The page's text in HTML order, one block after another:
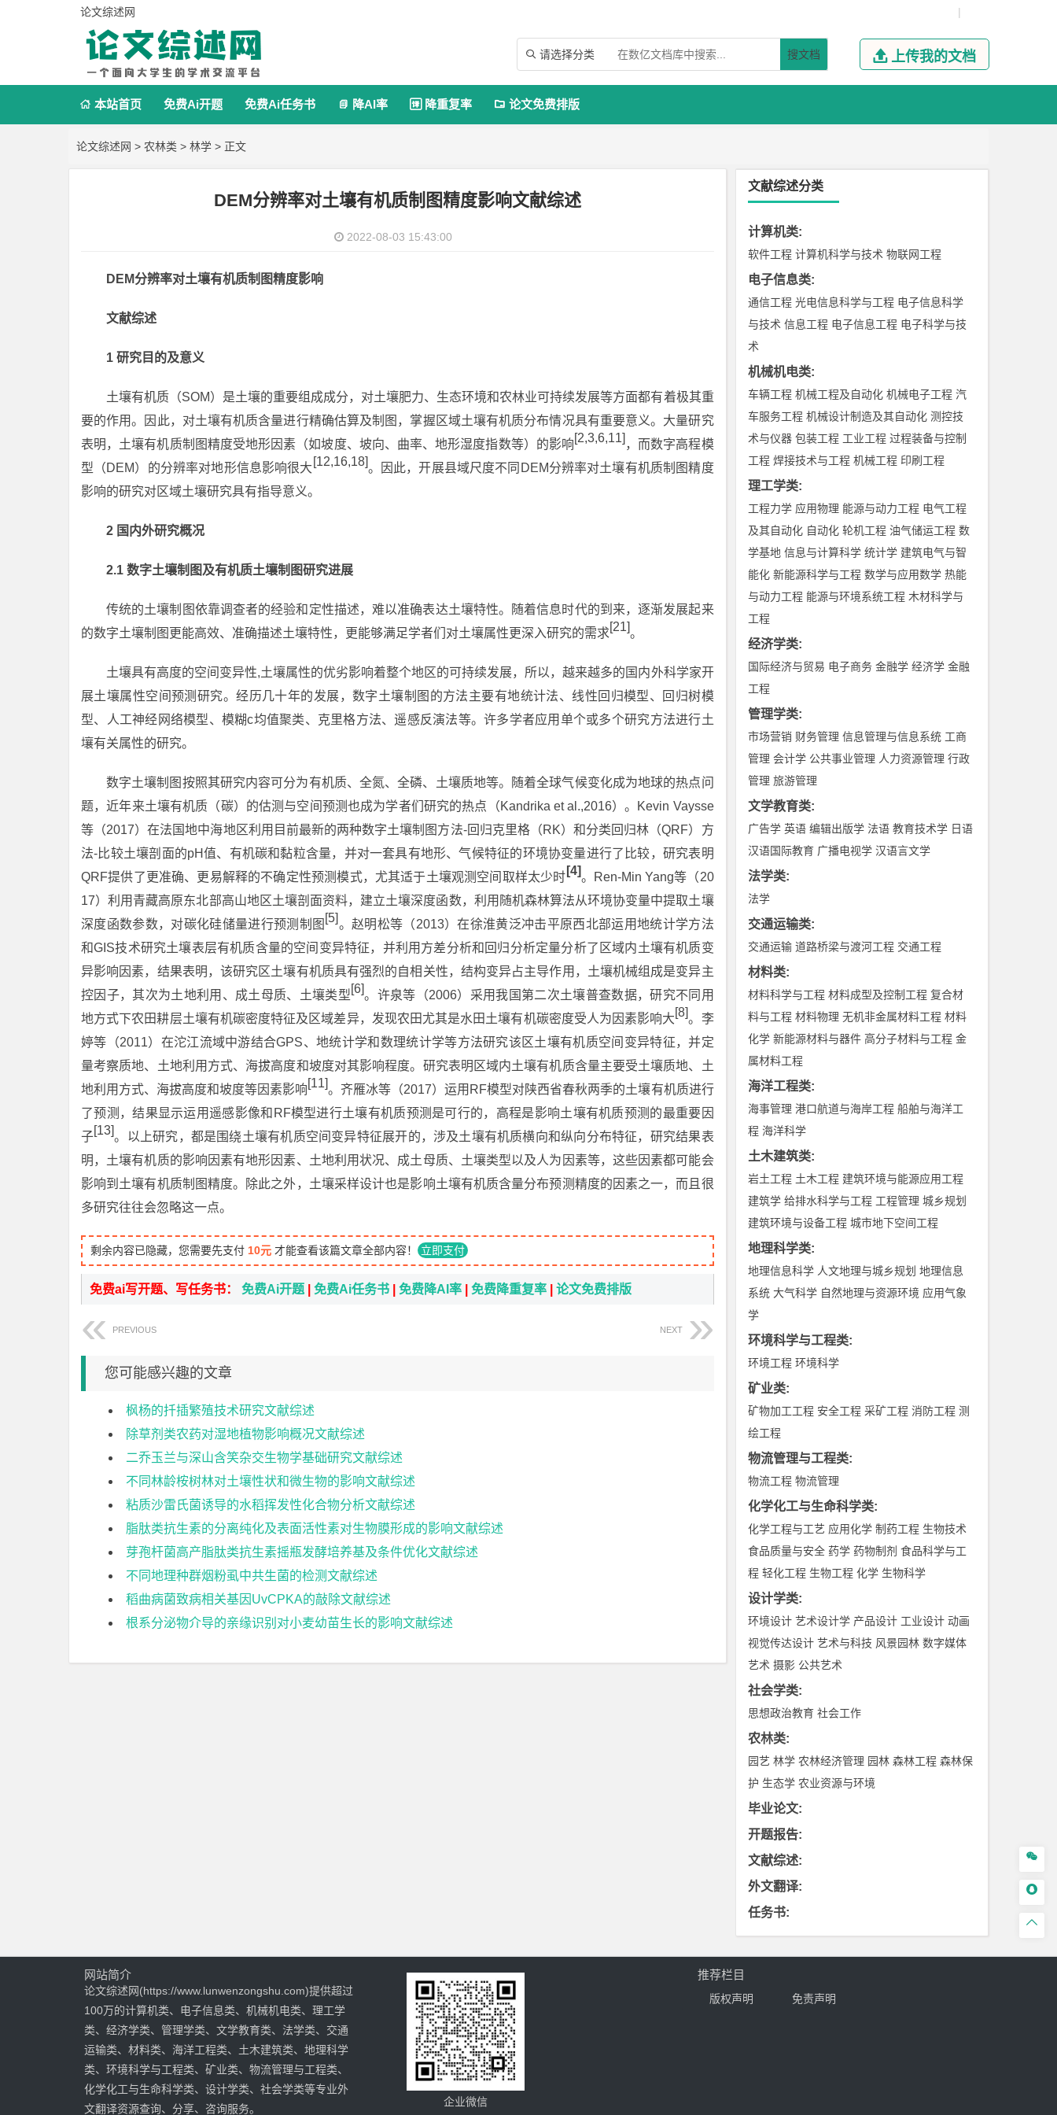
论文综述网 |
 请选择分类 搜文档  上传我的文档
 本站首页 免费Ai开题 免费Ai任务书  降AI率  降重复率  论文免费排版
论文综述网 > 农林类 > 林学 > 正文
DEM分辨率对土壤有机质制图精度影响文献综述
2022-08-03 15:43:00
DEM分辨率对土壤有机质制图精度影响
文献综述
1 研究目的及意义
土壤有机质（SOM）是土壤的重要组成成分，对土壤肥力、生态环境和农林业可持续发展等方面都有着极其重
要的作用。因此，对土壤有机质含量进行精确估算及制图，掌握区域土壤有机质分布情况具有重要意义。大量研究
表明，土壤有机质制图精度受地形因素（如坡度、坡向、曲率、地形湿度指数等）的影响[2,3,6,11] ，而数字高程模
型（DEM）的分辨率对地形信息影响很大 [12,16,18]。因此，开展县域尺度不同DEM分辨率对土壤有机质制图精度
影响的研究对区域土壤研究具有指导意义。
2 国内外研究概况
2.1 数字土壤制图及有机质土壤制图研究进展
传统的土壤制图依靠调查者的经验和定性描述，难以准确表达土壤特性。随着信息时代的到来，逐渐发展起来
的数字土壤制图更能高效、准确描述土壤特性，更能够满足学者们对土壤属性更深入研究的需求[21]。
土壤具有高度的空间变异性,土壤属性的优劣影响着整个地区的可持续发展，所以，越来越多的国内外科学家开
展土壤属性空间预测研究。经历几十年的发展，数字土壤制图的方法主要有地统计法、线性回归模型、回归树模
型、人工神经网络模型、模糊c均值聚类、克里格方法、遥感反演法等。许多学者应用单个或多个研究方法进行土
壤有关属性的研究。
数字土壤制图按照其研究内容可分为有机质、全氮、全磷、土壤质地等。随着全球气候变化成为地球的热点问
题，近年来土壤有机质（碳）的估测与空间预测也成为学者们研究的热点（Kandrika et al.,2016）。Kevin Vaysse
等（2017）在法国地中海地区利用目前最新的两种数字土壤制图方法-回归克里格（RK）和分类回归林（QRF）方
法-比较土壤剖面的pH值、有机碳和黏粒含量，并对一套具有地形、气候特征的环境协变量进行了比较，研究表明
QRF提供了更准确、更易解释的不确定性预测模式，尤其适于土壤观测空间取样太少时 [4]。Ren-Min Yang等（20
17）利用青藏高原东北部高山地区土壤剖面资料，建立土壤深度函数，利用随机森林算法从环境协变量中提取土壤
深度函数参数，对碳化硅储量进行预测制图 [5]。赵明松等（2013）在徐淮黄泛冲击平原西北部运用地统计学方法
和GIS技术研究土壤表层有机质含量的空间变异特征，并利用方差分析和回归分析定量分析了区域内土壤有机质变
异影响因素，结果表明，该研究区土壤有机质具有强烈的自相关性，结构变异占主导作用，土壤机械组成是变异主
控因子，其次为土地利用、成土母质、土壤类型[6]。许泉等（2006）采用我国第二次土壤普查数据，研究不同用
地方式下农田耕层土壤有机碳密度特征及区域差异，发现农田尤其是水田土壤有机碳密度受人为因素影响大[8]。李
婷等（2011）在沱江流域中游结合GPS、地统计学和数理统计学等方法研究该区土壤有机质空间变异特征，并定
量考察质地、土地利用方式、海拔高度和坡度对其影响程度。研究表明区域内土壤有机质含量主要受土壤质地、土
地利用方式、海拔高度和坡度等因素影响[11]。齐雁冰等（2017）运用RF模型对陕西省春秋两季的土壤有机质进行
了预测，结果显示运用遥感影像和RF模型进行土壤有机质预测是可行的，高程是影响土壤有机质预测的最重要因
子[13]。以上研究，都是围绕土壤有机质空间变异特征展开的，涉及土壤有机质横向和纵向分布特征，研究结果表
明，土壤有机质的影响因素有地形因素、土地利用状况、成土母质、土壤类型以及人为因素等，这些因素都可能会
影响到土壤有机质制图精度。除此之外，土壤采样设计也是影响土壤有机质含量分布预测精度的因素之一，而且很
多研究往往会忽略这一点。
剩余内容已隐藏，您需要先支付 10元 才能查看该篇文章全部内容！ 立即支付
免费ai写开题、写任务书： 免费Ai开题 免费Ai任务书 免费降AI率 免费降重复率 论文免费排版
PREVIOUS NEXT
您可能感兴趣的文章
枫杨的扦插繁殖技术研究文献综述
除草剂类农药对湿地植物影响概况文献综述
二乔玉兰与深山含笑杂交生物学基础研究文献综述
不同林龄桉树林对土壤性状和微生物的影响文献综述
粘质沙雷氏菌诱导的水稻挥发性化合物分析文献综述
脂肽类抗生素的分离纯化及表面活性素对生物膜形成的影响文献综述
芽孢杆菌高产脂肽类抗生素摇瓶发酵培养基及条件优化文献综述
不同地理种群烟粉虱中共生菌的检测文献综述
稻曲病菌致病相关基因UvCPKA的敲除文献综述
根系分泌物介导的亲缘识别对小麦幼苗生长的影响文献综述
文献综述分类
计算机类:
软件工程 计算机科学与技术 物联网工程
电子信息类:
通信工程 光电信息科学与工程 电子信息科学
与技术 信息工程 电子信息工程 电子科学与技
术
机械机电类:
车辆工程 机械工程及自动化 机械电子工程 汽
车服务工程 机械设计制造及其自动化 测控技
术与仪器 包装工程 工业工程 过程装备与控制
工程 焊接技术与工程 机械工程 印刷工程
理工学类:
工程力学 应用物理 能源与动力工程 电气工程
及其自动化 自动化 轮机工程 油气储运工程 数
学基地 信息与计算科学 统计学 建筑电气与智
能化 新能源科学与工程 数学与应用数学 热能
与动力工程 能源与环境系统工程 木材科学与
工程
经济学类:
国际经济与贸易 电子商务 金融学 经济学 金融
工程
管理学类:
市场营销 财务管理 信息管理与信息系统 工商
管理 会计学 公共事业管理 人力资源管理 行政
管理 旅游管理
文学教育类:
广告学 英语 编辑出版学 法语 教育技术学 日语
汉语国际教育 广播电视学 汉语言文学
法学类:
法学
交通运输类:
交通运输 道路桥梁与渡河工程 交通工程
材料类:
材料科学与工程 材料成型及控制工程 复合材
料与工程 材料物理 无机非金属材料工程 材料
化学 新能源材料与器件 高分子材料与工程 金
属材料工程
海洋工程类:
海事管理 港口航道与海岸工程 船舶与海洋工
程 海洋科学
土木建筑类:
岩土工程 土木工程 建筑环境与能源应用工程
建筑学 给排水科学与工程 工程管理 城乡规划
建筑环境与设备工程 城市地下空间工程
地理科学类:
地理信息科学 人文地理与城乡规划 地理信息
系统 大气科学 自然地理与资源环境 应用气象
学
环境科学与工程类:
环境工程 环境科学
矿业类:
矿物加工工程 安全工程 采矿工程 消防工程 测
绘工程
物流管理与工程类:
物流工程 物流管理
化学化工与生命科学类:
化学工程与工艺 应用化学 制药工程 生物技术
食品质量与安全 药学 药物制剂 食品科学与工
程 轻化工程 生物工程 化学 生物科学
设计学类:
环境设计 艺术设计学 产品设计 工业设计 动画
视觉传达设计 艺术与科技 风景园林 数字媒体
艺术 摄影 公共艺术
社会学类:
思想政治教育 社会工作
农林类:
园艺 林学 农林经济管理 园林 森林工程 森林保
护 生态学 农业资源与环境
毕业论文:
开题报告:
文献综述:
外文翻译:
任务书:



网站简介
论文综述网(https://www.lunwenzongshu.com)提供超过
100万的计算机类、电子信息类、机械机电类、理工学
类、经济学类、管理学类、文学教育类、法学类、交通
运输类、材料类、海洋工程类、土木建筑类、地理科学
类、环境科学与工程类、矿业类、物流管理与工程类、
化学化工与生命科学类、设计学类、社会学类等专业外
文翻译资源查询、分享、咨询服务。
企业微信
推荐栏目
版权声明 免责声明